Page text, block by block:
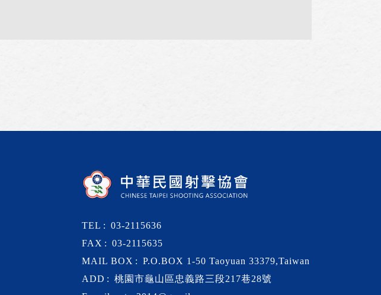
TEL
03-2115636
FAX
03-2115635
MAIL BOX
P.O.BOX 1-50 Taoyuan 33379,Taiwan
ADD
桃園市龜山區忠義路三段217巷28號